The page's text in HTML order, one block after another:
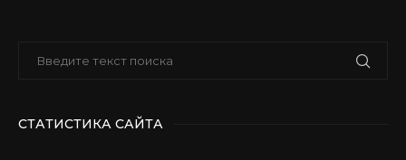
СТАТИСТИКА САЙТА